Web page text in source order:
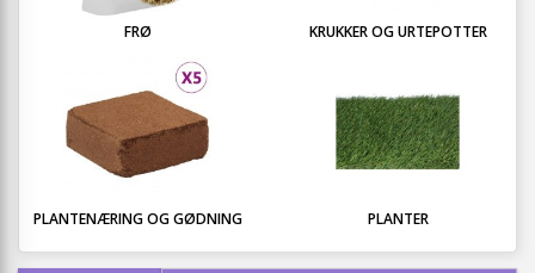
FRØ KRUKKER OG URTEPOTTER
PLANTENÆRING OG GØDNING PLANTER